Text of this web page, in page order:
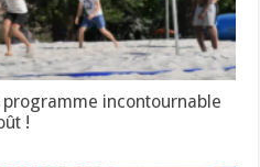
incontournable
!